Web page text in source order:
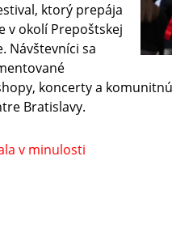
ktorý prepája
v okolí Prepoštskej
Návštevníci sa
koncerty a
Bratislavy.
v minulosti